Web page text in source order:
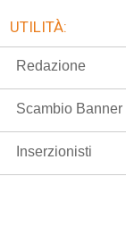
UTILITÀ:
Redazione
Scambio Banner
Inserzionisti